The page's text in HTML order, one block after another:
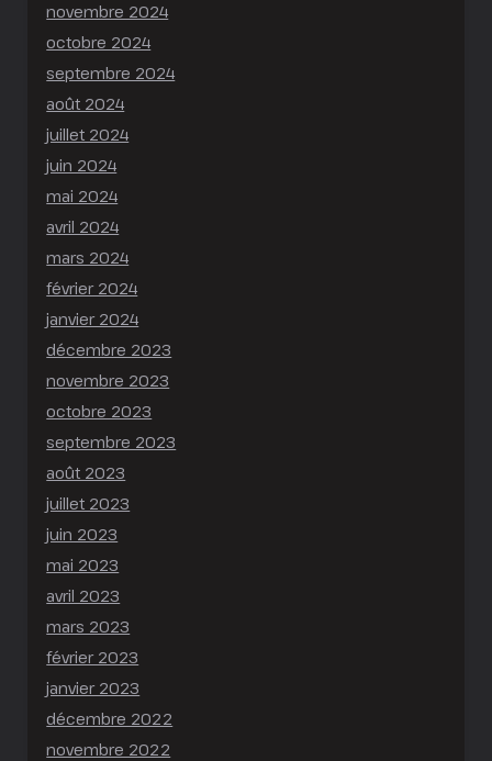
novembre 2024
octobre 2024
septembre 2024
août 2024
juillet 2024
juin 2024
mai 2024
avril 2024
mars 2024
février 2024
janvier 2024
décembre 2023
novembre 2023
octobre 2023
septembre 2023
août 2023
juillet 2023
juin 2023
mai 2023
avril 2023
mars 2023
février 2023
janvier 2023
décembre 2022
novembre 2022